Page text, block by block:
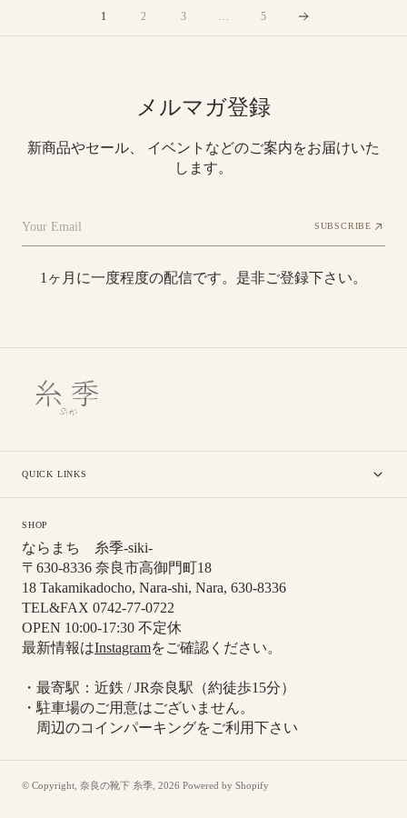
ル
1 2 3 … 5
メルマガ登録
新商品やセール、 イベントなどのご案内をお届けいた
します。
Your Email SUBSCRIBE
1ヶ月に一度程度の配信です。是非ご登録下さい。
QUICK LINKS
SHOP
ならまち 糸季-siki-
〒630-8336 奈良市高御門町18
18 Takamikadocho, Nara-shi, Nara, 630-8336
TEL&FAX 0742-77-0722
OPEN 10:00-17:30 不定休
最新情報はInstagramをご確認ください。
・最寄駅：近鉄 / JR奈良駅（約徒歩15分）
・駐車場のご用意はございません。
周辺のコインパーキングをご利用下さい
© Copyright, 奈良の靴下 糸季 2026 Powered by Shopify